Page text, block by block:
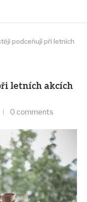
podceňují při letních
letních akcích
0 comments